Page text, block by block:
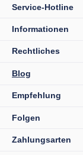
Service-Hotline
Informationen
Rechtliches
Blog
Empfehlung
Folgen
Zahlungsarten